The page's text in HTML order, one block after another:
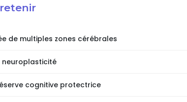
de multiples zones cérébrales
neuroplasticité
cognitive protectrice